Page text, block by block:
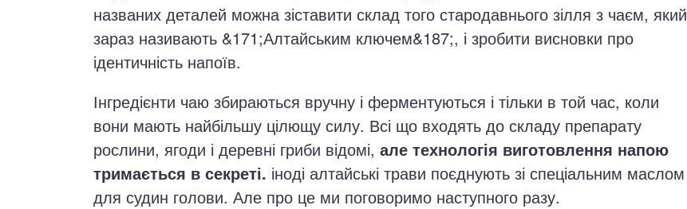
названих деталей можна зіставити склад того стародавнього зілля з чаєм, який
зараз називають &171;Алтайським ключем&187;, і зробити висновки про
ідентичність напоїв.
Інгредієнти чаю збираються вручну і ферментуються і тільки в той час, коли
вони мають найбільшу цілющу силу. Всі що входять до складу препарату
рослини, ягоди і деревні гриби відомі, але технологія виготовлення напою
тримається в секреті. іноді алтайські трави поєднують зі спеціальним маслом
для судин голови. Але про це ми поговоримо наступного разу.